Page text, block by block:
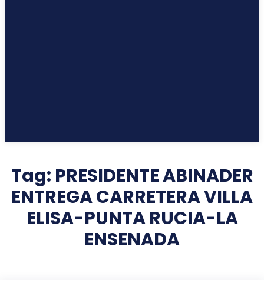
Tag: PRESIDENTE ABINADER
ENTREGA CARRETERA VILLA
ELISA-PUNTA RUCIA-LA
ENSENADA